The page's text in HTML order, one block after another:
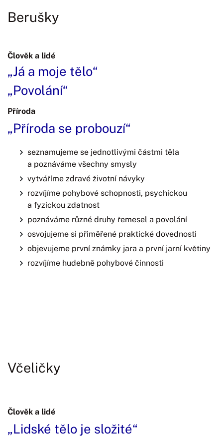
Berušky
Člověk a lidé
„Já a moje tělo“
„Povolání“
Příroda
„Příroda se probouzí“
seznamujeme se jednotlivými částmi těla
a poznáváme všechny smysly
vytváříme zdravé životní návyky
rozvíjíme pohybové schopnosti, psychickou
a fyzickou zdatnost
poznáváme různé druhy řemesel a povolání
osvojujeme si přiměřené praktické dovednosti
objevujeme první známky jara a první jarní květiny
rozvíjíme hudebně pohybové činnosti
Včeličky
Člověk a lidé
„Lidské tělo je složité“